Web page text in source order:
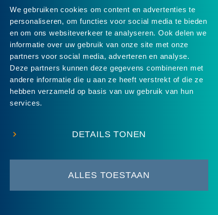
We gebruiken cookies om content en advertenties te
personaliseren, om functies voor social media te bieden
en om ons websiteverkeer te analyseren. Ook delen we
informatie over uw gebruik van onze site met onze
partners voor social media, adverteren en analyse.
Deze partners kunnen deze gegevens combineren met
andere informatie die u aan ze heeft verstrekt of die ze
hebben verzameld op basis van uw gebruik van hun
services.
DETAILS TONEN
ALLES TOESTAAN
© 2026 Groene Hart Service • Disclaimer